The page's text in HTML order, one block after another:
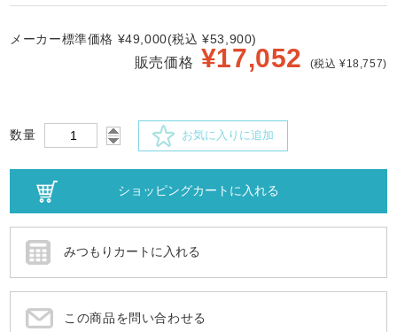
メーカー標準価格 ¥49,000(税込 ¥53,900)
販売価格 ¥17,052 (税込 ¥18,757)
数量 お気に入りに追加
この商品を問い合わせる